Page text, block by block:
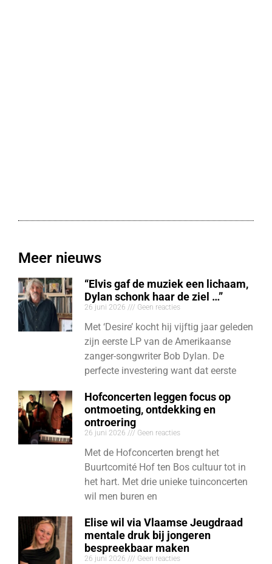
Meer nieuws
“Elvis gaf de muziek een lichaam,
Dylan schonk haar de ziel …”
26 juni 2026 Geen reacties
Met ‘Desire’ kocht hij vijftig jaar geleden
zijn eerste LP van de Amerikaanse
zanger-songwriter Bob Dylan. De
perfecte investering want dat eerste
Hofconcerten leggen focus op
ontmoeting, ontdekking en
ontroering
26 juni 2026 Geen reacties
Met de Hofconcerten brengt het
Buurtcomité Hof ten Bos cultuur tot in
het hart. Met drie unieke tuinconcerten
wil men buren en
Elise wil via Vlaamse Jeugdraad
mentale druk bij jongeren
bespreekbaar maken
26 juni 2026 Geen reacties